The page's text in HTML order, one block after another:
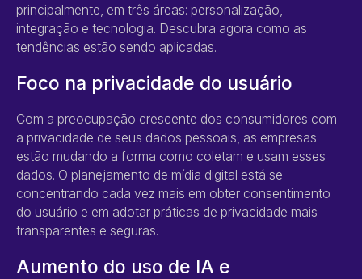
principalmente, em três áreas: personalização,
integração e tecnologia. Descubra agora como as
tendências estão sendo aplicadas.
Foco na privacidade do usuário
Com a preocupação crescente dos consumidores com
a privacidade de seus dados pessoais, as empresas
estão mudando a forma como coletam e usam esses
dados. O planejamento de mídia digital está se
concentrando cada vez mais em obter consentimento
do usuário e em adotar práticas de privacidade mais
transparentes e seguras.
Aumento do uso de IA e